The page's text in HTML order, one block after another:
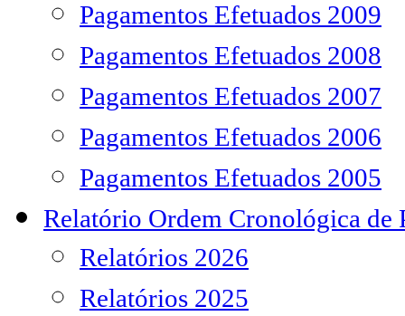
Pagamentos Efetuados 2009
Pagamentos Efetuados 2008
Pagamentos Efetuados 2007
Pagamentos Efetuados 2006
Pagamentos Efetuados 2005
Relatório Ordem Cronológica de
Relatórios 2026
Relatórios 2025